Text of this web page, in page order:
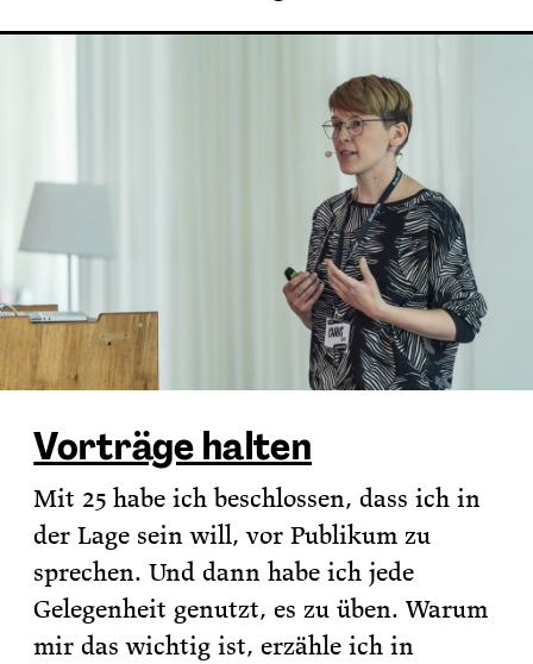
Vorträge halten
Mit 25 habe ich beschlossen, dass ich in
der Lage sein will, vor Publikum zu
sprechen. Und dann habe ich jede
Gelegenheit genutzt, es zu üben. Warum
mir das wichtig ist, erzähle ich in